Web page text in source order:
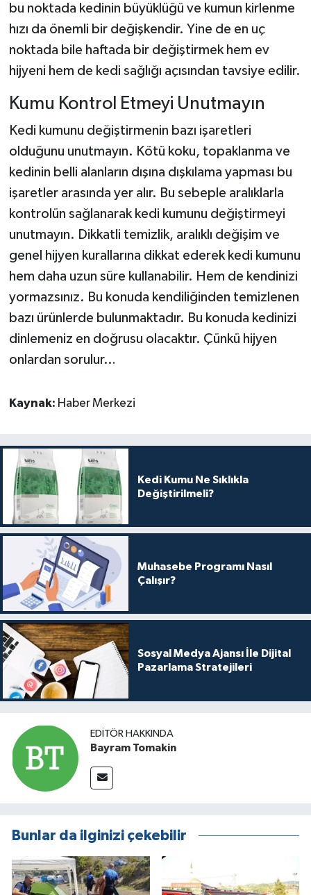
bu noktada kedinin büyüklüğü ve kumun kirlenme
hızı da önemli bir değişkendir. Yine de en uç
noktada bile haftada bir değiştirmek hem ev
hijyeni hem de kedi sağlığı açısından tavsiye edilir.
Kumu Kontrol Etmeyi Unutmayın
Kedi kumunu değiştirmenin bazı işaretleri
olduğunu unutmayın. Kötü koku, topaklanma ve
kedinin belli alanların dışına dışkılama yapması bu
işaretler arasında yer alır. Bu sebeple aralıklarla
kontrolün sağlanarak kedi kumunu değiştirmeyi
unutmayın. Dikkatli temizlik, aralıklı değişim ve
genel hijyen kurallarına dikkat ederek kedi kumunu
hem daha uzun süre kullanabilir. Hem de kendinizi
yormazsınız. Bu konuda kendiliğinden temizlenen
bazı ürünlerde bulunmaktadır. Bu konuda kedinizi
dinlemeniz en doğrusu olacaktır. Çünkü hijyen
onlardan sorulur…
Kaynak: Haber Merkezi
Kedi Kumu Ne Sıklıkla
Değiştirilmeli?
Muhasebe Programı Nasıl
Çalışır?
Sosyal Medya Ajansı İle Dijital
Pazarlama Stratejileri
EDITÖR HAKKINDA
Bayram Tomakin
Bunlar da ilginizi çekebilir